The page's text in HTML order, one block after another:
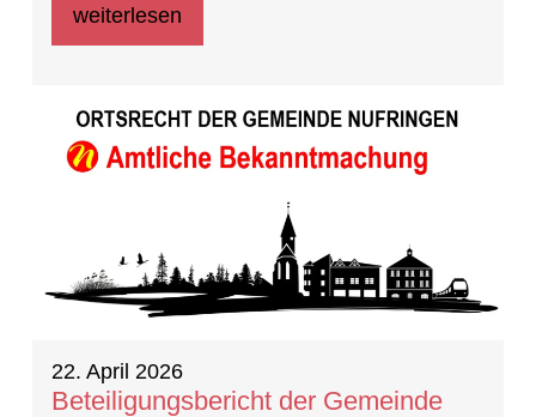
weiterlesen
22. April 2026
Beteiligungsbericht der Gemeinde